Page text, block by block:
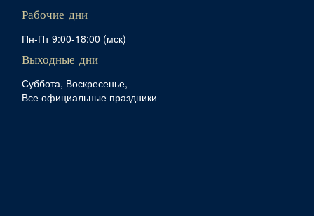
Рабочие дни
Пн-Пт 9:00-18:00 (мск)
Выходные дни
Суббота, Воскресенье,
Все официальные праздники